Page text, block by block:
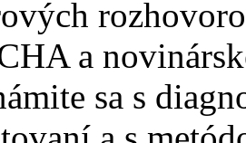
a
sa s